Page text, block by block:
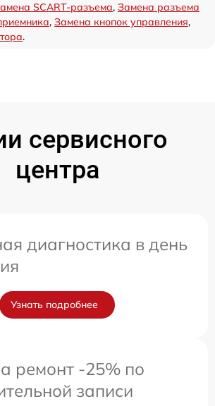
SCART-разъема, Замена разъема
, Замена кнопок управления,
.
сервисного
центра
диагностика в день
Узнать подробнее
ремонт -25% по
записи